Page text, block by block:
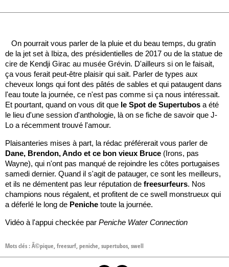
On pourrait vous parler de la pluie et du beau temps, du gratin
de la jet set à Ibiza, des présidentielles de 2017 ou de la statue de
cire de Kendji Girac au musée Grévin. D'ailleurs si on le faisait,
ça vous ferait peut-être plaisir qui sait. Parler de types aux
cheveux longs qui font des pâtés de sables et qui pataugent dans
l'eau toute la journée, ce n'est pas comme si ça nous intéressait.
Et pourtant, quand on vous dit que le Spot de Supertubos a été
le lieu d'une session d'anthologie, là on se fiche de savoir que J-
Lo a récemment trouvé l'amour.
Plaisanteries mises à part, la rédac préférerait vous parler de
Dane, Brendon, Ando et ce bon vieux Bruce (Irons, pas
Wayne), qui n'ont pas manqué de rejoindre les côtes portugaises
samedi dernier. Quand il s'agit de patauger, ce sont les meilleurs,
et ils ne démentent pas leur réputation de freesurfeurs. Nos
champions nous régalent, et profitent de ce swell monstrueux qui
a déferlé le long de Peniche toute la journée.
Vidéo à l'appui checkée par Peniche Water Connection
Mots clés :Ã©pique,freesurf,peniche,supertubos,swell